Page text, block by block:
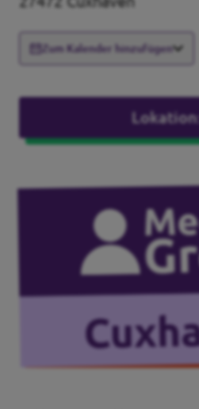
Mache bei uns mit!
Ergebnis BTW 2025
Zum Kalender hinzufügen
Lokation: